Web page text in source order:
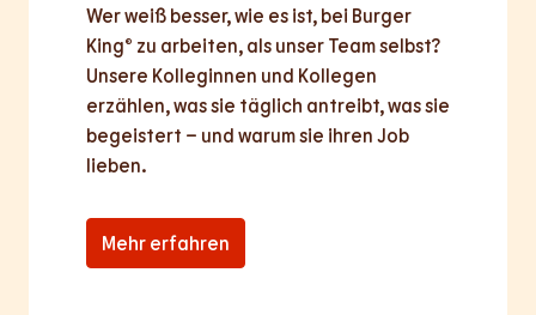
Wer weiß besser, wie es ist, bei Burger
King® zu arbeiten, als unser Team selbst?
Unsere Kolleginnen und Kollegen
erzählen, was sie täglich antreibt, was sie
begeistert – und warum sie ihren Job
lieben.
Mehr erfahren